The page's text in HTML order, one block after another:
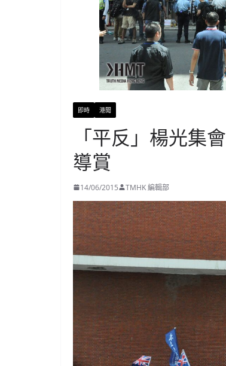
即時 港聞
「平反」楊光集
導賞
14/06/2015 TMHK 編輯部